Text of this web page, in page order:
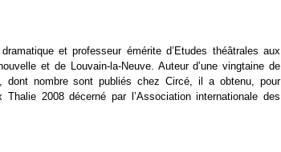
et professeur émérite d’Etudes théâtrales aux
et de Louvain-la-Neuve. Auteur d’une vingtaine de
dont nombre sont publiés chez Circé, il a obtenu, pour
2008 décerné par l’Association internationale des